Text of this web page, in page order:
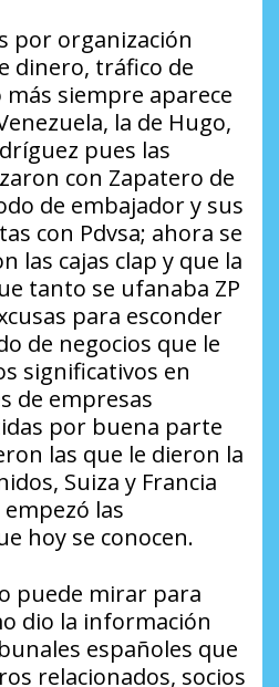
por organización
dinero, tráfico de
siempre aparece
la de Hugo,
pues las
con Zapatero de
de embajador y sus
con Pdvsa; ahora se
las cajas clap y que la
tanto se ufanaba ZP
para esconder
de negocios que le
significativos en
de empresas
por buena parte
las que le dieron la
Suiza y Francia
las
hoy se conocen.
puede mirar para
dio la información
españoles que
relacionados, socios